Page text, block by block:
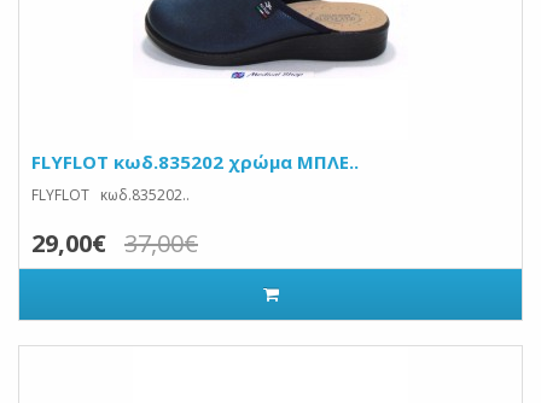
FLYFLOT κωδ.835202 χρώμα ΜΠΛΕ..
FLYFLOT κωδ.835202..
29,00€ 37,00€